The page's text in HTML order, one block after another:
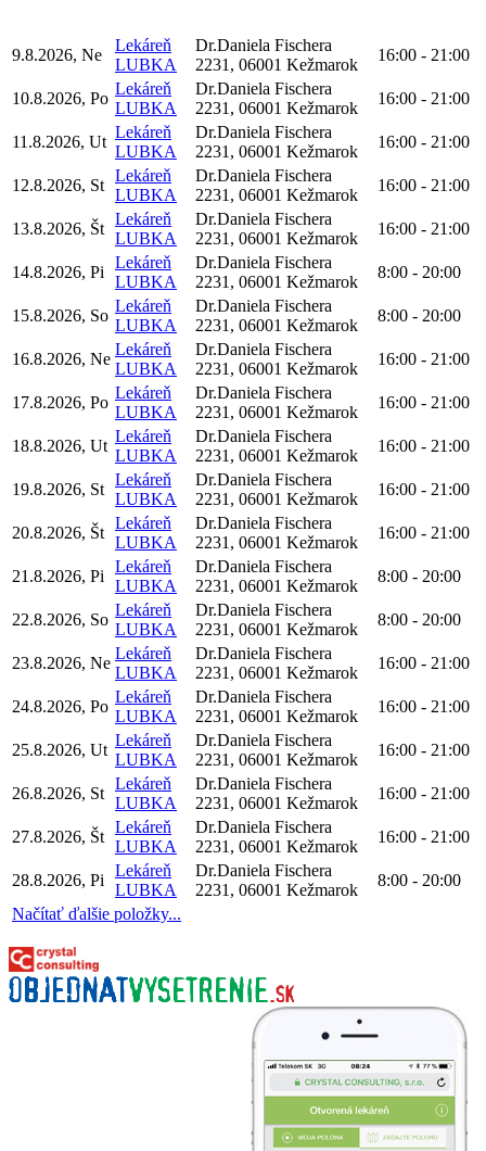
9.8.2026, Ne
Lekáreň
LUBKA
Dr.Daniela Fischera
2231, 06001 Kežmarok
16:00 - 21:00
10.8.2026, Po
Lekáreň
LUBKA
Dr.Daniela Fischera
2231, 06001 Kežmarok
16:00 - 21:00
11.8.2026, Ut
Lekáreň
LUBKA
Dr.Daniela Fischera
2231, 06001 Kežmarok
16:00 - 21:00
12.8.2026, St
Lekáreň
LUBKA
Dr.Daniela Fischera
2231, 06001 Kežmarok
16:00 - 21:00
13.8.2026, Št
Lekáreň
LUBKA
Dr.Daniela Fischera
2231, 06001 Kežmarok
16:00 - 21:00
14.8.2026, Pi
Lekáreň
LUBKA
Dr.Daniela Fischera
2231, 06001 Kežmarok
8:00 - 20:00
15.8.2026, So
Lekáreň
LUBKA
Dr.Daniela Fischera
2231, 06001 Kežmarok
8:00 - 20:00
16.8.2026, Ne
Lekáreň
LUBKA
Dr.Daniela Fischera
2231, 06001 Kežmarok
16:00 - 21:00
17.8.2026, Po
Lekáreň
LUBKA
Dr.Daniela Fischera
2231, 06001 Kežmarok
16:00 - 21:00
18.8.2026, Ut
Lekáreň
LUBKA
Dr.Daniela Fischera
2231, 06001 Kežmarok
16:00 - 21:00
19.8.2026, St
Lekáreň
LUBKA
Dr.Daniela Fischera
2231, 06001 Kežmarok
16:00 - 21:00
20.8.2026, Št
Lekáreň
LUBKA
Dr.Daniela Fischera
2231, 06001 Kežmarok
16:00 - 21:00
21.8.2026, Pi
Lekáreň
LUBKA
Dr.Daniela Fischera
2231, 06001 Kežmarok
8:00 - 20:00
22.8.2026, So
Lekáreň
LUBKA
Dr.Daniela Fischera
2231, 06001 Kežmarok
8:00 - 20:00
23.8.2026, Ne
Lekáreň
LUBKA
Dr.Daniela Fischera
2231, 06001 Kežmarok
16:00 - 21:00
24.8.2026, Po
Lekáreň
LUBKA
Dr.Daniela Fischera
2231, 06001 Kežmarok
16:00 - 21:00
25.8.2026, Ut
Lekáreň
LUBKA
Dr.Daniela Fischera
2231, 06001 Kežmarok
16:00 - 21:00
26.8.2026, St
Lekáreň
LUBKA
Dr.Daniela Fischera
2231, 06001 Kežmarok
16:00 - 21:00
27.8.2026, Št
Lekáreň
LUBKA
Dr.Daniela Fischera
2231, 06001 Kežmarok
16:00 - 21:00
28.8.2026, Pi
Lekáreň
LUBKA
Dr.Daniela Fischera
2231, 06001 Kežmarok
8:00 - 20:00
Načítať ďalšie položky...